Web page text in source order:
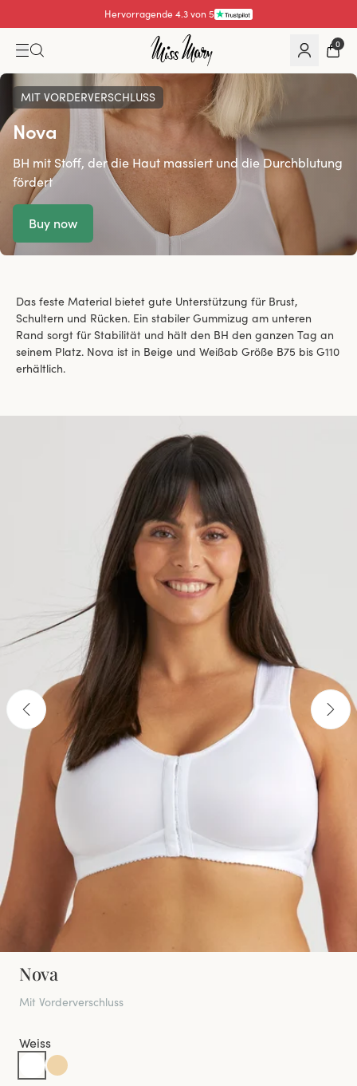
Hervorragende 4.3 von 5
0
MIT VORDERVERSCHLUSS
Nova
BH mit Stoff, der die Haut massiert und die Durchblutung
fördert
Buy now
Das feste Material bietet gute Unterstützung für Brust,
Schultern und Rücken. Ein stabiler Gummizug am unteren
Rand sorgt für Stabilität und hält den BH den ganzen Tag an
seinem Platz. Nova ist in Beige und Weißab Größe B75 bis G110
erhältlich.
Nova
Mit Vorderverschluss
Weiss